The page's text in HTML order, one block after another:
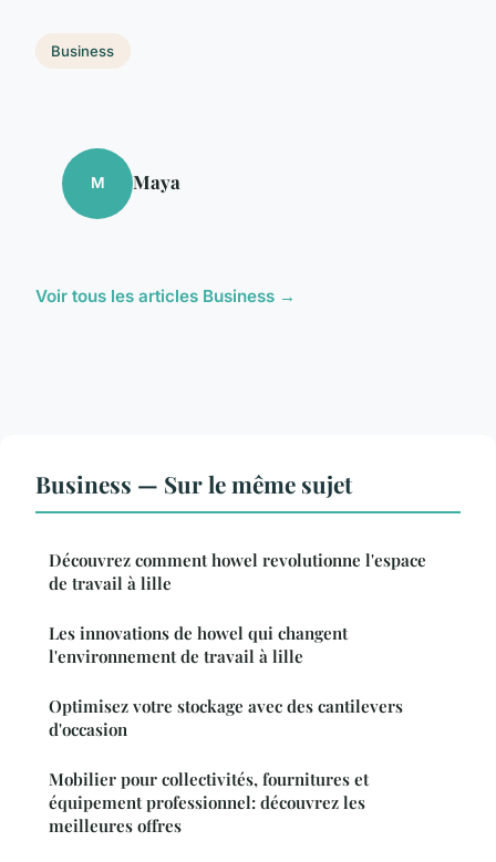
Business
M Maya
Voir tous les articles Business →
Business — Sur le même sujet
Découvrez comment howel revolutionne l'espace
de travail à lille
Les innovations de howel qui changent
l'environnement de travail à lille
Optimisez votre stockage avec des cantilevers
d'occasion
Mobilier pour collectivités, fournitures et
équipement professionnel: découvrez les
meilleures offres